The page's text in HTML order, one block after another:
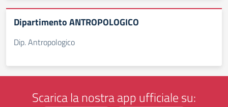
Dipartimento ANTROPOLOGICO
Dip. Antropologico
Scarica la nostra app ufficiale su: